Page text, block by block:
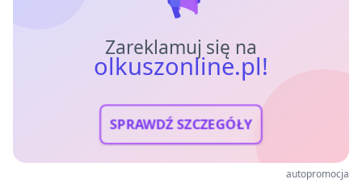
Zareklamuj się na
olkuszonline.pl!
SPRAWDŹ SZCZEGÓŁY
autopromocja